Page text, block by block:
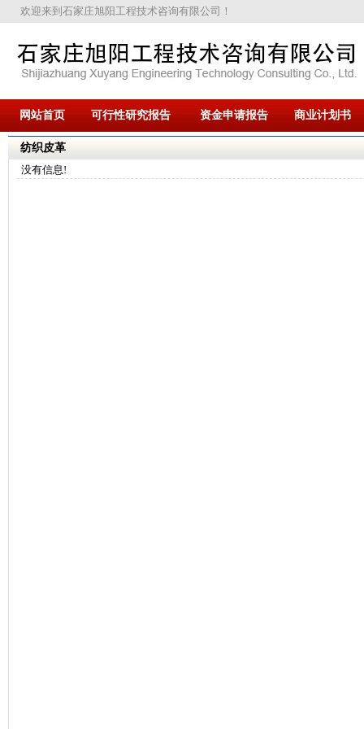
欢迎来到石家庄旭阳工程技术咨询有限公司！
网站首页 可行性研究报告 资金申请报告 商业计划书
纺织皮革
没有信息!